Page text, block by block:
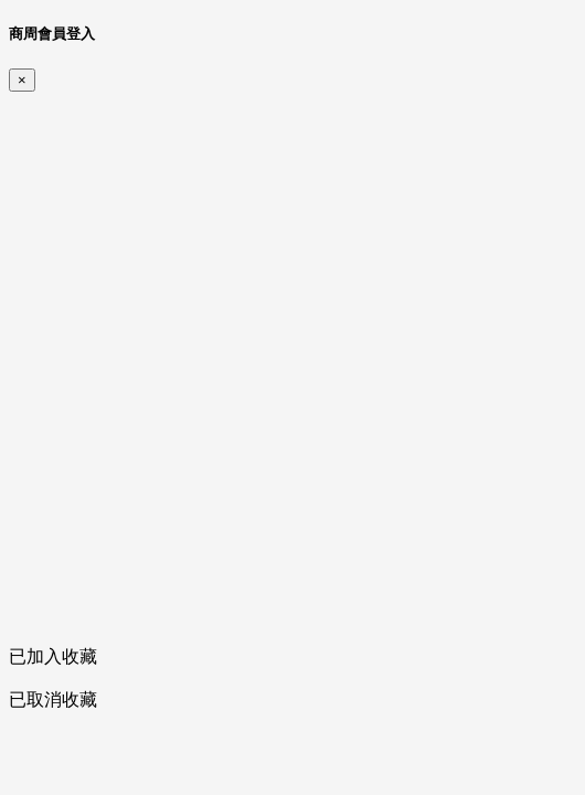
商周會員登入
×
已加入收藏
已取消收藏